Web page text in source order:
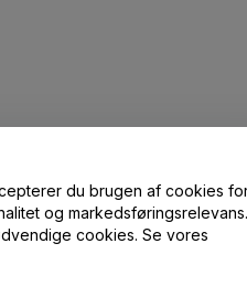
os
du brugen af cookies
og markedsføringsrelevans.
cookies. Se vores